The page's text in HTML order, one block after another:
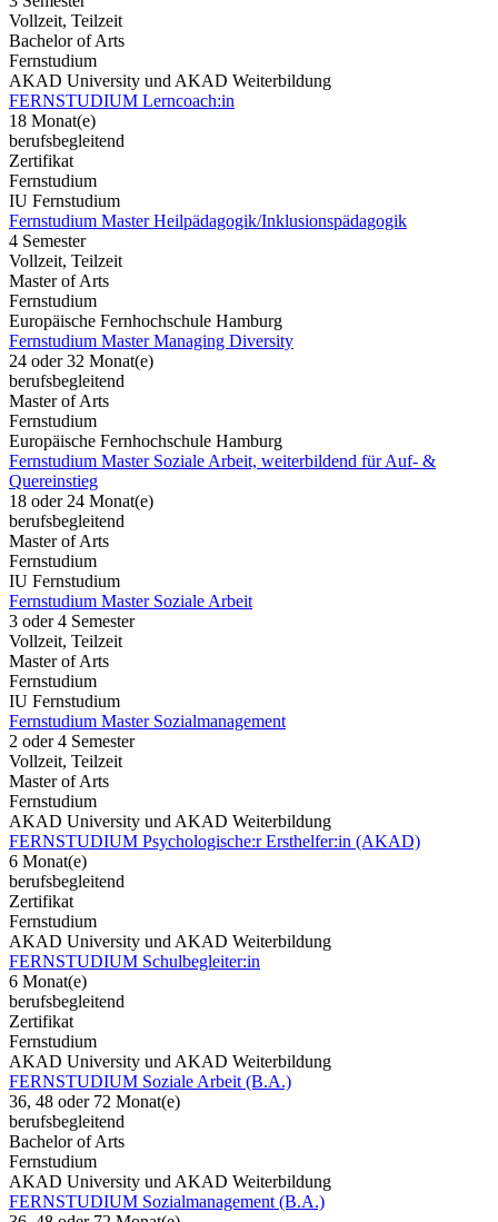
Vollzeit, Teilzeit
Bachelor of Arts
Fernstudium
AKAD University und AKAD Weiterbildung
FERNSTUDIUM Lerncoach:in
18 Monat(e)
berufsbegleitend
Zertifikat
Fernstudium
IU Fernstudium
Fernstudium Master Heilpädagogik/Inklusionspädagogik
4 Semester
Vollzeit, Teilzeit
Master of Arts
Fernstudium
Europäische Fernhochschule Hamburg
Fernstudium Master Managing Diversity
24 oder 32 Monat(e)
berufsbegleitend
Master of Arts
Fernstudium
Europäische Fernhochschule Hamburg
Fernstudium Master Soziale Arbeit, weiterbildend für Auf- &
Quereinstieg
18 oder 24 Monat(e)
berufsbegleitend
Master of Arts
Fernstudium
IU Fernstudium
Fernstudium Master Soziale Arbeit
3 oder 4 Semester
Vollzeit, Teilzeit
Master of Arts
Fernstudium
IU Fernstudium
Fernstudium Master Sozialmanagement
2 oder 4 Semester
Vollzeit, Teilzeit
Master of Arts
Fernstudium
AKAD University und AKAD Weiterbildung
FERNSTUDIUM Psychologische:r Ersthelfer:in (AKAD)
6 Monat(e)
berufsbegleitend
Zertifikat
Fernstudium
AKAD University und AKAD Weiterbildung
FERNSTUDIUM Schulbegleiter:in
6 Monat(e)
berufsbegleitend
Zertifikat
Fernstudium
AKAD University und AKAD Weiterbildung
FERNSTUDIUM Soziale Arbeit (B.A.)
36, 48 oder 72 Monat(e)
berufsbegleitend
Bachelor of Arts
Fernstudium
AKAD University und AKAD Weiterbildung
FERNSTUDIUM Sozialmanagement (B.A.)